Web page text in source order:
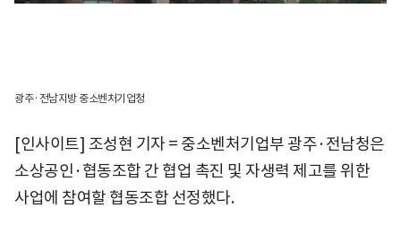
광주·전남지방 중소벤처기업청
[인사이트] 조성현 기자 = 중소벤처기업부 광주·전남청은
소상공인·협동조합 간 협업 촉진 및 자생력 제고를 위한
사업에 참여할 협동조합 선정했다.